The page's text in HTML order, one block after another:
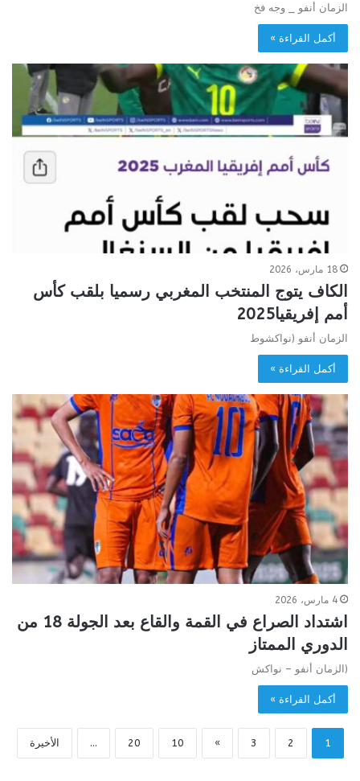
الزمان أنفو _ وجه فخ
أكمل القراءة »
18 مارس، 2026
الكاف يتوج المنتخب المغربي رسميا بلقب كأس
أمم إفريقيا2025
الزمان أنفو (نواكشوط
أكمل القراءة »
4 مارس، 2026
اشتداد الصراع في القمة والقاع بعد الجولة 18 من
الدوري الممتاز
(الزمان أنفو – نواكش
أكمل القراءة »
1
2
3
»
10
20
... الأخيرة